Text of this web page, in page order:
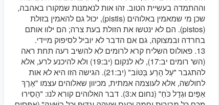
וההתמדה בעשיית הטוב. זהו אות לנאמנות שמקורו באהבה,
שכן מי שמאמין באלוהים (pistis), יכול גם להאמין בזולת
(pistos). הם לא ינטשו את הזולת בעת צרה; הם ילוו אותם
בחרדה ובמצוקה, גם אם הדבר לא יוביל לסיפוק מיידי.
13. פאולוס השליח קרא לרומים לא להשיב רעה תחת ראה
(הש' רומים יב:17), לא לנקום (יב:19) ולא להיכנע לרע, אלא
להתגבר "עַל הָרַע בַּטּוֹב" (יב:21). הגישה הזו היא לא אות
לחולשה, אלא לעוצמה אמתית, מכיוון שאלוהים עצמו "אֶרֶךְ
אַפַּיִם וּגְדָל כֹּחַ" (נחום א:3). דבר האלוהים קורא לנו: "הָסִירוּ